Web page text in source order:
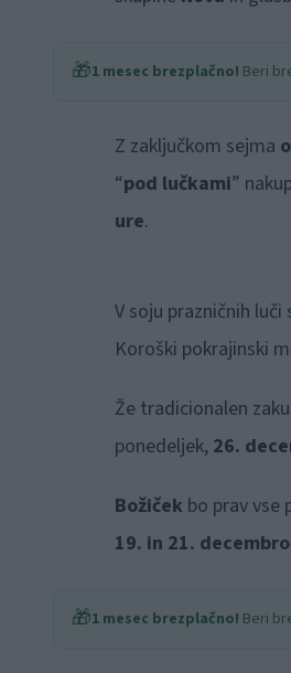
🎁1 mesec brezplačno! Beri
Z zaključkom sejma
“pod lučkami”
ure.
V soju prazničnih luči
Koroški pokrajinski
Že tradicionalen
ponedeljek, 26.
Božiček bo prav vse
19. in 21.
🎁1 mesec brezplačno! Beri